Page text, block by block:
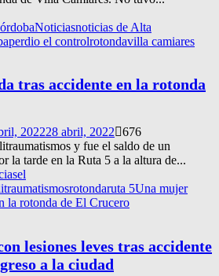
Noticiasnoticias de Alta
perdio el controlrotondavilla camiares
tras accidente en la rotonda
202228 abril, 2022
676
y fue el saldo de un
la tarde en la Ruta 5 a la altura de...
el
rotondaruta 5Una mujer
la rotonda de El Crucero
lesiones leves tras accidente
a la ciudad